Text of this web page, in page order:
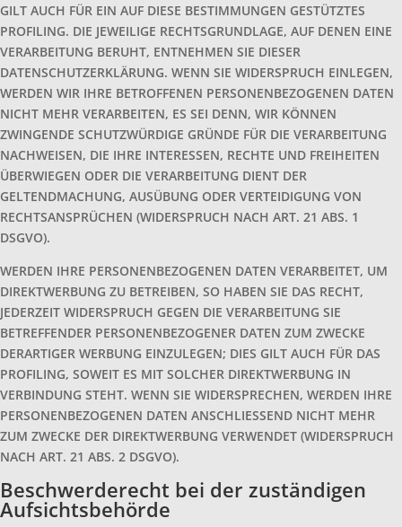
GILT AUCH FÜR EIN AUF DIESE BESTIMMUNGEN GESTÜTZTES
PROFILING. DIE JEWEILIGE RECHTSGRUNDLAGE, AUF DENEN EINE
VERARBEITUNG BERUHT, ENTNEHMEN SIE DIESER
DATENSCHUTZERKLÄRUNG. WENN SIE WIDERSPRUCH EINLEGEN,
WERDEN WIR IHRE BETROFFENEN PERSONENBEZOGENEN DATEN
NICHT MEHR VERARBEITEN, ES SEI DENN, WIR KÖNNEN
ZWINGENDE SCHUTZWÜRDIGE GRÜNDE FÜR DIE VERARBEITUNG
NACHWEISEN, DIE IHRE INTERESSEN, RECHTE UND FREIHEITEN
ÜBERWIEGEN ODER DIE VERARBEITUNG DIENT DER
GELTENDMACHUNG, AUSÜBUNG ODER VERTEIDIGUNG VON
RECHTSANSPRÜCHEN (WIDERSPRUCH NACH ART. 21 ABS. 1
DSGVO).
WERDEN IHRE PERSONENBEZOGENEN DATEN VERARBEITET, UM
DIREKTWERBUNG ZU BETREIBEN, SO HABEN SIE DAS RECHT,
JEDERZEIT WIDERSPRUCH GEGEN DIE VERARBEITUNG SIE
BETREFFENDER PERSONENBEZOGENER DATEN ZUM ZWECKE
DERARTIGER WERBUNG EINZULEGEN; DIES GILT AUCH FÜR DAS
PROFILING, SOWEIT ES MIT SOLCHER DIREKTWERBUNG IN
VERBINDUNG STEHT. WENN SIE WIDERSPRECHEN, WERDEN IHRE
PERSONENBEZOGENEN DATEN ANSCHLIESSEND NICHT MEHR
ZUM ZWECKE DER DIREKTWERBUNG VERWENDET (WIDERSPRUCH
NACH ART. 21 ABS. 2 DSGVO).
Beschwerde­recht bei der zuständigen
Aufsichts­behörde